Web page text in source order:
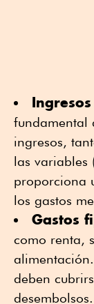
fundamental
ingresos,
las variables
proporciona
los gastos
Gastos
como renta,
deben
desembolsos.